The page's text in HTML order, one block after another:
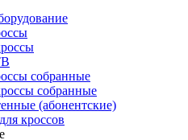
собранные
собранные
(абонентские)
кроссов